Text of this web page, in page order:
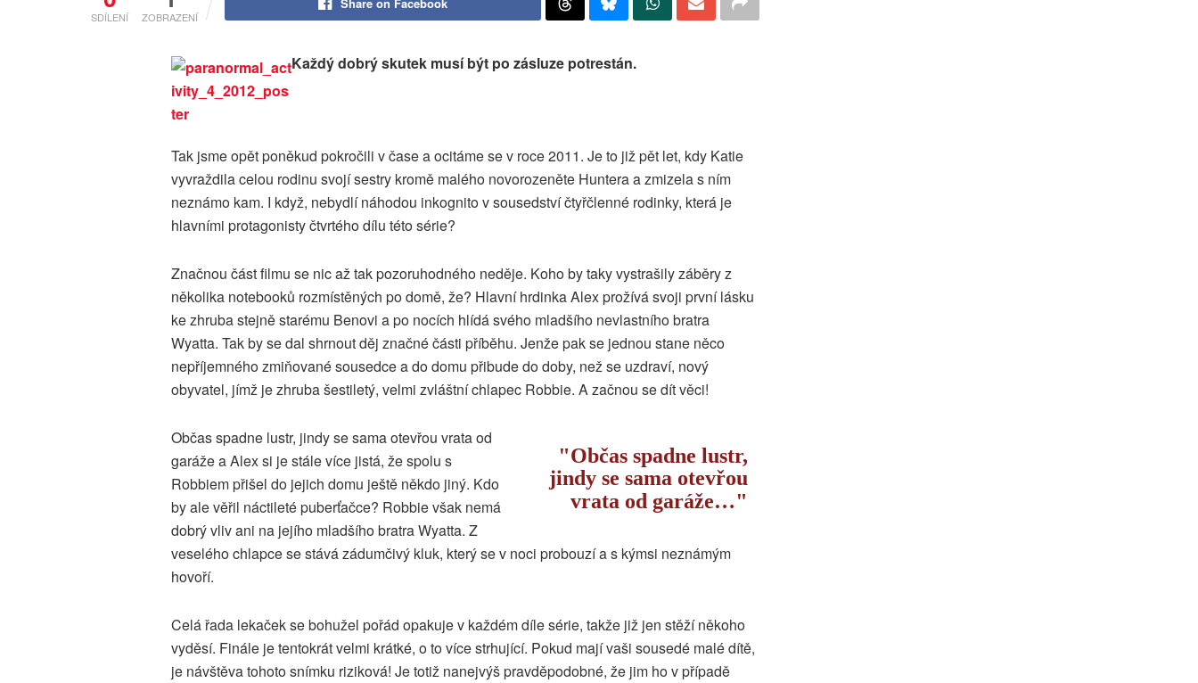
SDÍLENÍ ZOBRAZENÍ
Share on Facebook
Každý dobrý skutek musí být po zásluze potrestán.
Tak jsme opět poněkud pokročili v čase a ocitáme se v roce 2011. Je to již pět let, kdy Katie
vyvraždila celou rodinu svojí sestry kromě malého novorozeněte Huntera a zmizela s ním
neznámo kam. I když, nebydlí náhodou inkognito v sousedství čtyřčlenné rodinky, která je
hlavními protagonisty čtvrtého dílu této série?
Značnou část filmu se nic až tak pozoruhodného neděje. Koho by taky vystrašily záběry z
několika notebooků rozmístěných po domě, že? Hlavní hrdinka Alex prožívá svoji první lásku
ke zhruba stejně starému Benovi a po nocích hlídá svého mladšího nevlastního bratra
Wyatta. Tak by se dal shrnout děj značné části příběhu. Jenže pak se jednou stane něco
nepříjemného zmiňované sousedce a do domu přibude do doby, než se uzdraví, nový
obyvatel, jímž je zhruba šestiletý, velmi zvláštní chlapec Robbie. A začnou se dít věci!
Občas spadne lustr,
jindy se sama otevřou
vrata od garáže…
Občas spadne lustr, jindy se sama otevřou vrata od
garáže a Alex si je stále více jistá, že spolu s
Robbiem přišel do jejich domu ještě někdo jiný. Kdo
by ale věřil náctileté puberťačce? Robbie však nemá
dobrý vliv ani na jejího mladšího bratra Wyatta. Z
veselého chlapce se stává zádumčivý kluk, který se v noci probouzí a s kýmsi neznámým
hovoří.
Celá řada lekaček se bohužel pořád opakuje v každém díle série, takže již jen stěží někoho
vyděsí. Finále je tentokrát velmi krátké, o to více strhující. Pokud mají vaši sousedé malé dítě,
je návštěva tohoto snímku riziková! Je totiž nanejvýš pravděpodobné, že jim ho v případě